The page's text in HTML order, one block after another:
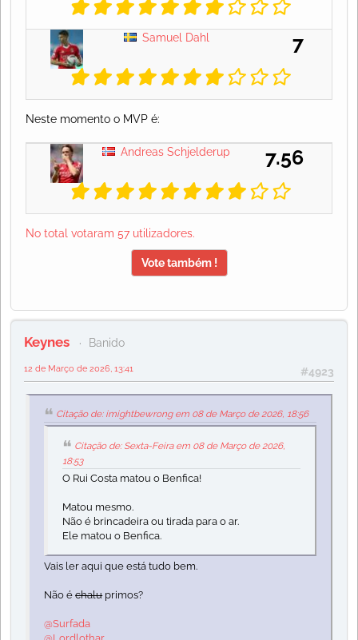
Samuel Dahl 7
Neste momento o MVP é:
Andreas Schjelderup 7.56
No total votaram 57 utilizadores.
Vote também !
Keynes Banido
#4923
12 de Março de 2026, 13:41
Citação de: imightbewrong em 08 de Março de 2026, 18:56
Citação de: Sexta-Feira em 08 de Março de 2026,
18:53
O Rui Costa matou o Benfica!
Matou mesmo.
Não é brincadeira ou tirada para o ar.
Ele matou o Benfica.
Vais ler aqui que está tudo bem.
Não échaluprimos?
@Surfada